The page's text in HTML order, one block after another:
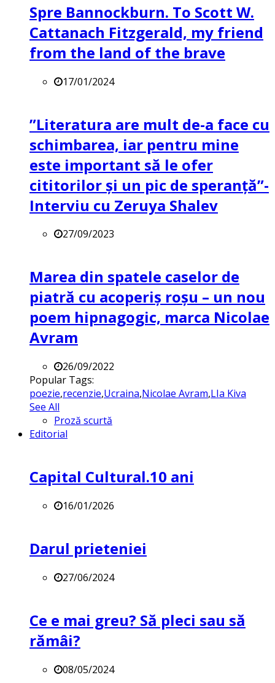
Spre Bannockburn. To Scott W.
Cattanach Fitzgerald, my friend
from the land of the brave
17/01/2024
”Literatura are mult de-a face cu
schimbarea, iar pentru mine
este important să le ofer
cititorilor și un pic de speranță”-
Interviu cu Zeruya Shalev
27/09/2023
Marea din spatele caselor de
piatră cu acoperiș roșu – un nou
poem hipnagogic, marca Nicolae
Avram
26/09/2022
Popular Tags:
poezie,recenzie,Ucraina,Nicolae Avram,LIa Kiva
See All
Proză scurtă
Editorial
Capital Cultural.10 ani
16/01/2026
Darul prieteniei
27/06/2024
Ce e mai greu? Să pleci sau să
rămâi?
08/05/2024